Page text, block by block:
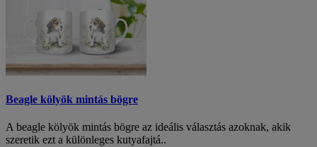
Beagle kölyök mintás bögre
A beagle kölyök mintás bögre az ideális választás azoknak, akik
szeretik ezt a különleges kutyafajtá..